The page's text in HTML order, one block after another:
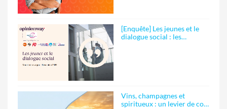
[Enquête] Les jeunes et le
dialogue social : les…
Vins, champagnes et
spiritueux : un levier de co…